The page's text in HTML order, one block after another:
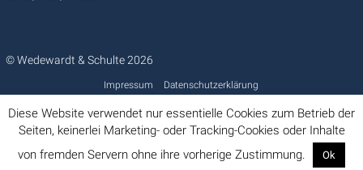
© Wedewardt & Schulte 2026
Impressum Datenschutzerklärung
Diese Website verwendet nur essentielle Cookies zum Betrieb der
Seiten, keinerlei Marketing- oder Tracking-Cookies oder Inhalte
von fremden Servern ohne ihre vorherige Zustimmung.
Ok